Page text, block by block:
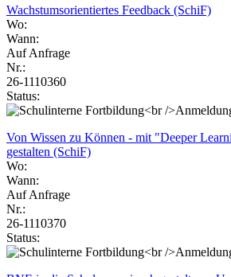
Wachstumsorientiertes Feedback (SchiF)
Wo:
Wann:
Auf Anfrage
Nr.:
26-1110360
Status:
Von Wissen zu Können - mit "Deeper
gestalten (SchiF)
Wo:
Wann:
Auf Anfrage
Nr.:
26-1110370
Status: